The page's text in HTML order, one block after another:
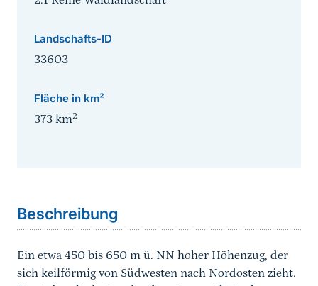
Landschafts-ID
33603
Fläche in km²
373 km2
Beschreibung
Ein etwa 450 bis 650 m ü. NN hoher Höhenzug, der
sich keilförmig von Südwesten nach Nordosten zieht.